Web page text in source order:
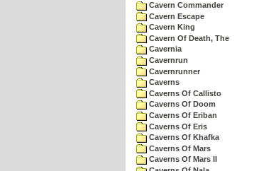
Cavern Commander
Cavern Escape
Cavern King
Cavern Of Death, The
Cavernia
Cavernrun
Cavernrunner
Caverns
Caverns Of Callisto
Caverns Of Doom
Caverns Of Eriban
Caverns Of Eris
Caverns Of Khafka
Caverns Of Mars
Caverns Of Mars II